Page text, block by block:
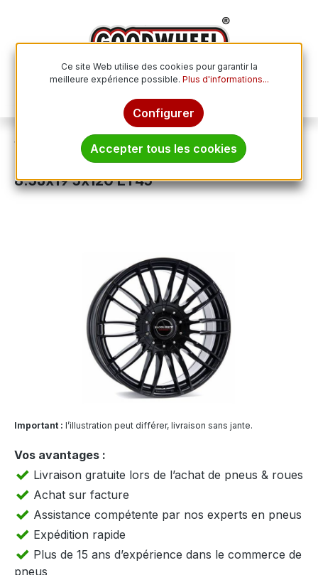
Jantes Jantes en aluminium
BORBET DESIGN CW3 sterlingsilber
8.5Jx19 5x120 ET45
Ignorer la galerie d'images
Important : l’illustration peut différer, livraison sans jante.
Vos avantages :
Livraison gratuite lors de l’achat de pneus & roues
Achat sur facture
Assistance compétente par nos experts en pneus
Expédition rapide
Plus de 15 ans d’expérience dans le commerce de
pneus
Ce site Web utilise des cookies pour garantir la
meilleure expérience possible. Plus d'informations...
Configurer
Accepter tous les cookies